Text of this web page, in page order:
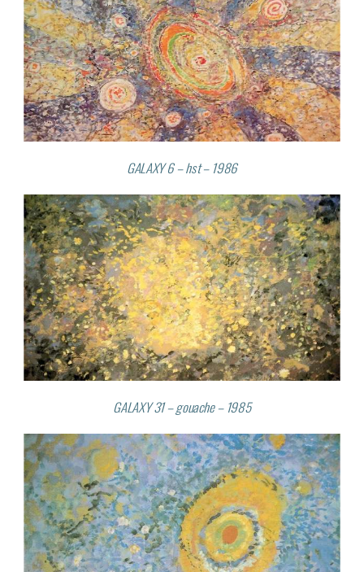
GALAXY 6 – hst – 1986
GALAXY 31 – gouache – 1985